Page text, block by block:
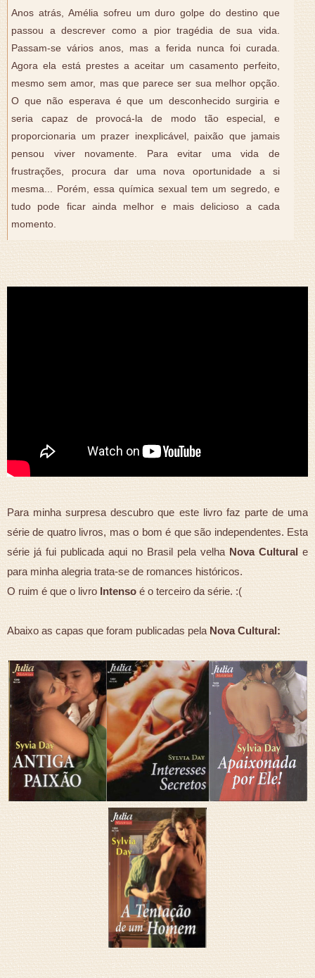
Anos atrás, Amélia sofreu um duro golpe do destino que
passou a descrever como a pior tragédia de sua vida.
Passam-se vários anos, mas a ferida nunca foi curada.
Agora ela está prestes a aceitar um casamento perfeito,
mesmo sem amor, mas que parece ser sua melhor opção.
O que não esperava é que um desconhecido surgiria e
seria capaz de provocá-la de modo tão especial, e
proporcionaria um prazer inexplicável, paixão que jamais
pensou viver novamente. Para evitar uma vida de
frustrações, procura dar uma nova oportunidade a si
mesma... Porém, essa química sexual tem um segredo, e
tudo pode ficar ainda melhor e mais delicioso a cada
momento.
Para minha surpresa descubro que este livro faz parte de uma
série de quatro livros, mas o bom é que são independentes.Esta
série já fui publicada aqui no Brasil pela velhaNova Culturale
para minha alegria trata-se de romances históricos.
O ruim é que o livro Intenso é o terceiro da série. :(
Abaixo as capas que foram publicadas pelaNova Cultural: